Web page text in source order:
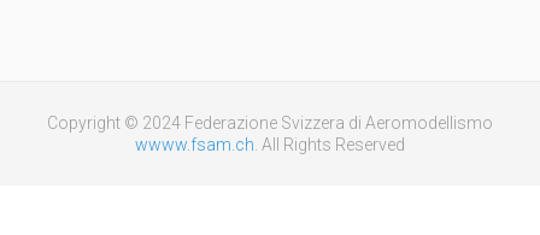
Copyright © 2024 Federazione Svizzera di Aeromodellismo
wwww.fsam.ch . All Rights Reserved